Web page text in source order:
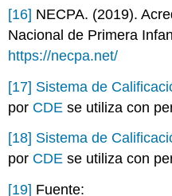
[16] NECPA. (2019).
Nacional de Primera
https://necpa.net/
[17] Sistema de
por CDE se utiliza con
[18] Sistema de
por CDE se utiliza con
[19] Fuente: